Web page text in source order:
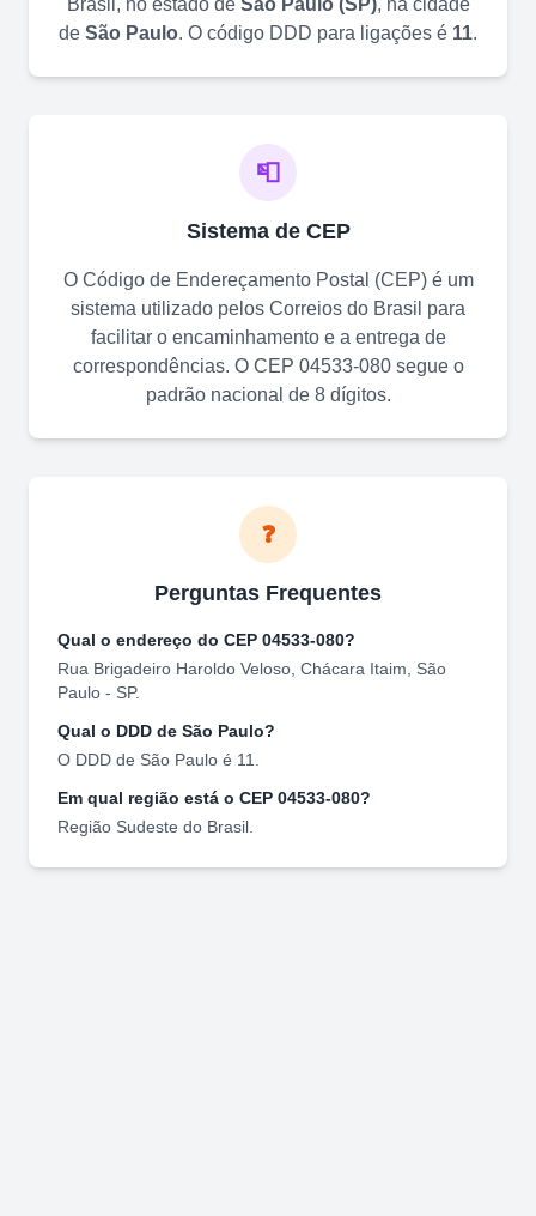
de São Paulo. O código DDD para ligações é 11.
📮
Sistema de CEP
O Código de Endereçamento Postal (CEP) é um
sistema utilizado pelos Correios do Brasil para
facilitar o encaminhamento e a entrega de
correspondências. O CEP 04533-080segue o
padrão nacional de 8 dígitos.
❓
Perguntas Frequentes
Qual o endereço do CEP 04533-080?
Rua Brigadeiro Haroldo Veloso Chácara Itaim
São
Paulo - SP.
Qual o DDD de São Paulo?
O DDD de São Paulo é 11
Em qual região está o CEP 04533-080?
Região Sudeste do Brasil.